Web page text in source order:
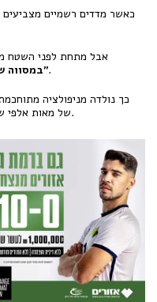
כאשר מדדים רשמיים מצביעים
אבל מתחת לפני השטח
במסווה של “הלוואות ללא ריבית” או “מימון יזמי”.
כך נולדה מניפולציה
של מאות אלפי.